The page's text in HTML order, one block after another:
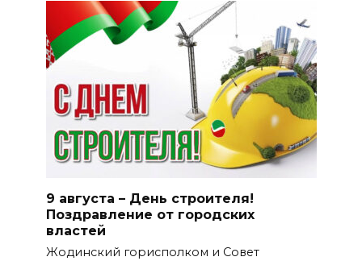
9 августа – День строителя!
Поздравление от городских
властей
Жодинский горисполком и Совет